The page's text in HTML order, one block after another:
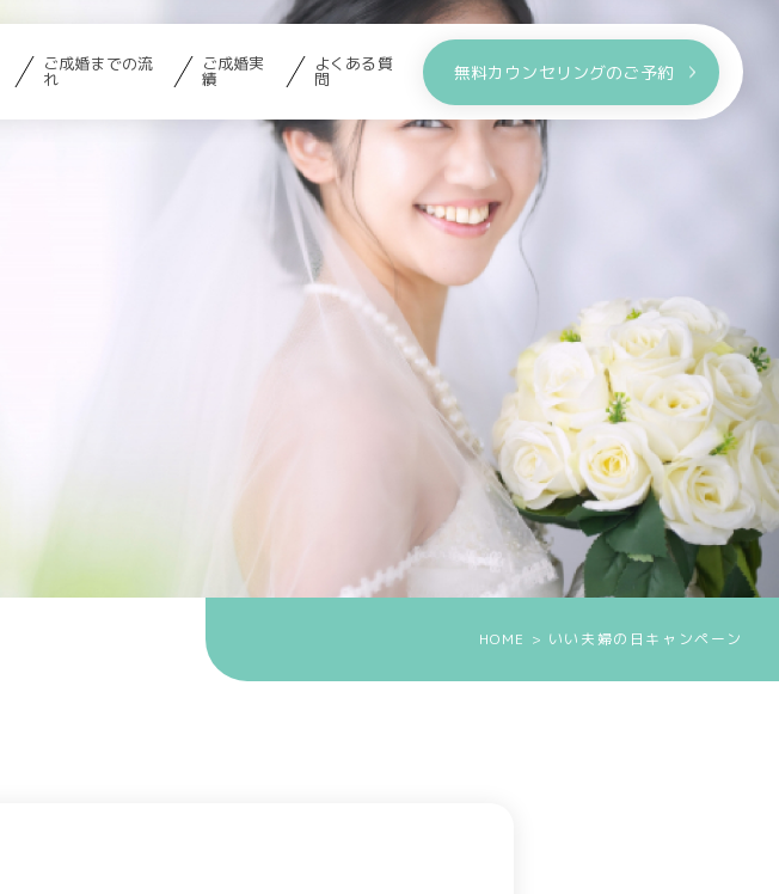
ご成婚までの流
れ
ご成婚実
績
よくある質
問 無料カウンセリングのご予約
HOME > いい夫婦の日キャンペーン